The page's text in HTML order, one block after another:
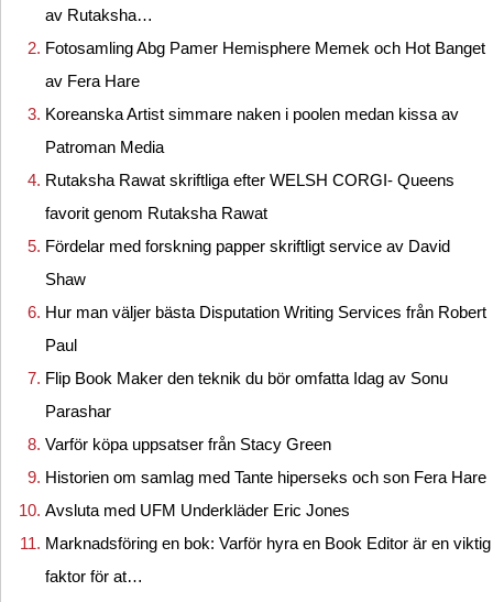
av Rutaksha…
Fotosamling Abg Pamer Hemisphere Memek och Hot Banget
av Fera Hare
Koreanska Artist simmare naken i poolen medan kissa av
Patroman Media
Rutaksha Rawat skriftliga efter WELSH CORGI- Queens
favorit genom Rutaksha Rawat
Fördelar med forskning papper skriftligt service av David
Shaw
Hur man väljer bästa Disputation Writing Services från Robert
Paul
Flip Book Maker den teknik du bör omfatta Idag av Sonu
Parashar
Varför köpa uppsatser från Stacy Green
Historien om samlag med Tante hiperseks och son Fera Hare
Avsluta med UFM Underkläder Eric Jones
Marknadsföring en bok: Varför hyra en Book Editor är en viktig
faktor för at…